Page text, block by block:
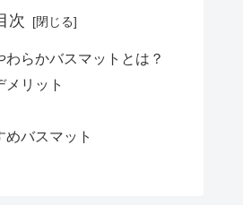
次
わらかバスマットとは？
メリット
めバスマット